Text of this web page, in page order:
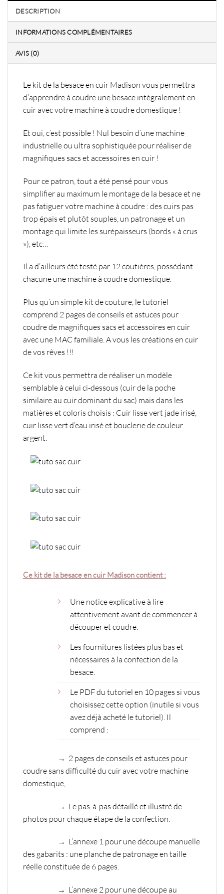
DESCRIPTION
INFORMATIONS COMPLÉMENTAIRES
AVIS (0)
Le kit de la besace en cuir Madison vous permettra
d’apprendre à coudre une besace intégralement en
cuiravec votre machine à coudre domestique !
Et oui, c’est possible ! Nul besoin d’une machine
industrielle ou ultra sophistiquée pour réaliser de
magnifiques sacs et accessoires en cuir !
Pour ce patron, tout a été pensé pour vous
simplifier au maximum le montage de la besace et ne
pas fatiguer votre machine à coudre : des cuirs pas
trop épais et plutôt souples, un patronage et un
montage qui limite les surépaisseurs (bords « à crus
»), etc…
Il a d’ailleurs ététesté par 12 coutières, possédant
chacune une machine à coudre domestique.
Plus qu’un simple kit de couture, le tutoriel
comprend 2 pages de conseils et astuces pour
coudre de magnifiques sacs et accessoires en cuir
avec une MAC familiale. A vous les créations en cuir
de vos rêves !!!
Ce kit vous permettra de réaliser un modèle
semblable à celui ci-dessous (cuir de la poche
similaire au cuir dominant du sac) mais dans les
matières et coloris choisis : Cuir lisse vert jade irisé,
cuir lisse vert d’eau irisé et bouclerie de couleur
argent.
Ce kit de la besace en cuir Madison contient :
Une notice explicativeà lire
attentivement avant de commencer à
découper et coudre.
Les fournitures listées plus bas et
nécessaires à la confection de la
besace.
Le PDF du tutoriel en 10 pages si vous
choisissez cette option (inutile si vous
avez déjà acheté le tutoriel). Il
comprend :
→ 2 pages de conseils et astuces pour
coudre sans difficulté du cuir avec votre machine
domestique,
→ Le pas-à-pas détaillé et illustré de
photos pour chaque étape de la confection.
→ L’annexe 1 pour une découpe manuelle
des gabarits : une planche de patronage en taille
réelle constituée de 6 pages.
→ L’annexe 2 pour une découpe au